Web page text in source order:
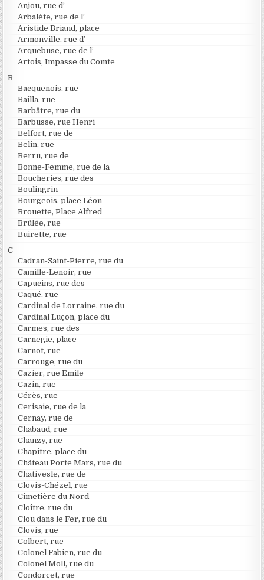
Anjou, rue d’
Arbalète, rue de l’
Aristide Briand, place
Armonville, rue d’
Arquebuse, rue de l’
Artois, Impasse du Comte
B
Bacquenois, rue
Bailla, rue
Barbâtre, rue du
Barbusse, rue Henri
Belfort, rue de
Belin, rue
Berru, rue de
Bonne-Femme, rue de la
Boucheries, rue des
Boulingrin
Bourgeois, place Léon
Brouette, Place Alfred
Brûlée, rue
Buirette, rue
C
Cadran-Saint-Pierre, rue du
Camille-Lenoir, rue
Capucins, rue des
Caqué, rue
Cardinal de Lorraine, rue du
Cardinal Luçon, place du
Carmes, rue des
Carnegie, place
Carnot, rue
Carrouge, rue du
Cazier, rue Emile
Cazin, rue
Cérès, rue
Cerisaie, rue de la
Cernay, rue de
Chabaud, rue
Chanzy, rue
Chapitre, place du
Château Porte Mars, rue du
Chativesle, rue de
Clovis-Chézel, rue
Cimetière du Nord
Cloître, rue du
Clou dans le Fer, rue du
Clovis, rue
Colbert, rue
Colonel Fabien, rue du
Colonel Moll, rue du
Condorcet, rue